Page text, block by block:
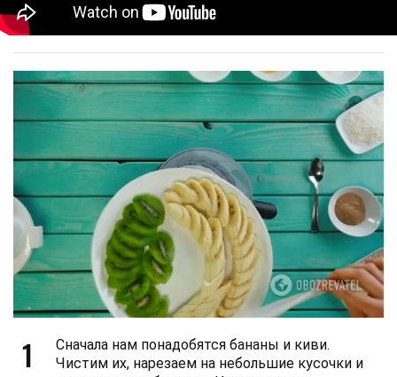
1
Сначала нам понадобятся бананы и киви.
Чистим их, нарезаем на небольшие кусочки и